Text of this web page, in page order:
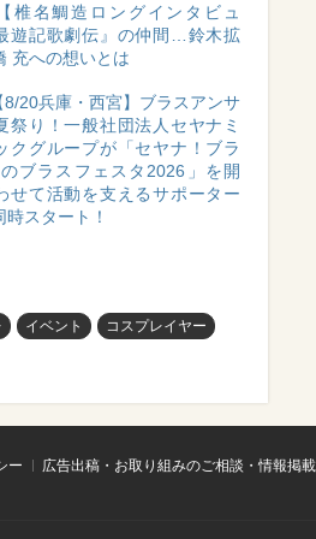
【椎名鯛造ロングインタビュ
遊記歌劇伝』の仲間…鈴木拡
充への想いとは
8/20兵庫・西宮】ブラスアンサ
祭り！一般社団法人セヤナミ
クグループが「セヤナ！ブラ
ブラスフェスタ2026」を開
せて活動を支えるサポーター
時スタート！
イベント コスプレイヤー
ー
広告出稿・お取り組みのご相談・情報掲